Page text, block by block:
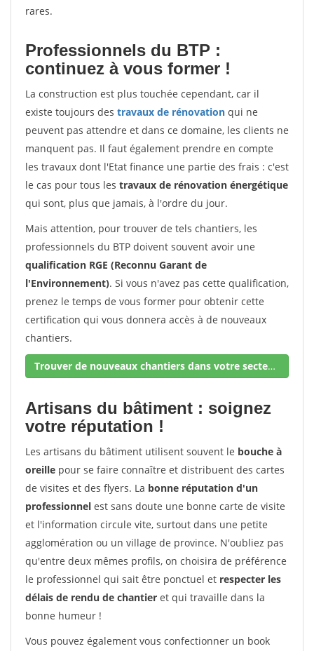
rares.
Professionnels du BTP :
continuez à vous former !
La construction est plus touchée cependant, car il
existe toujours des travaux de rénovation qui ne
peuvent pas attendre et dans ce domaine, les clients ne
manquent pas. Il faut également prendre en compte
les travaux dont l'Etat finance une partie des frais : c'est
le cas pour tous les travaux de rénovation énergétique
qui sont, plus que jamais, à l'ordre du jour.
Mais attention, pour trouver de tels chantiers, les
professionnels du BTP doivent souvent avoir une
qualification RGE (Reconnu Garant de
l'Environnement). Si vous n'avez pas cette qualification,
prenez le temps de vous former pour obtenir cette
certification qui vous donnera accès à de nouveaux
chantiers.
Trouver de nouveaux chantiers dans votre secteur !
Artisans du bâtiment : soignez
votre réputation !
Les artisans du bâtiment utilisent souvent le bouche à
oreille pour se faire connaître et distribuent des cartes
de visites et des flyers. La bonne réputation d'un
professionnel est sans doute une bonne carte de visite
et l'information circule vite, surtout dans une petite
agglomération ou un village de province. N'oubliez pas
qu'entre deux mêmes profils, on choisira de préférence
le professionnel qui sait être ponctuel et respecter les
délais de rendu de chantier et qui travaille dans la
bonne humeur !
Vous pouvez également vous confectionner un book